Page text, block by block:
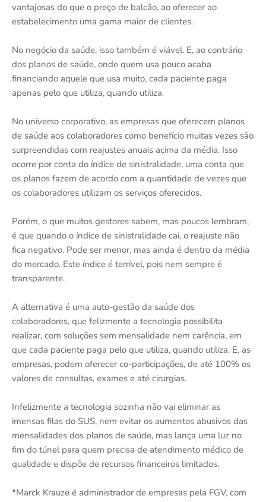
vantajosas do que o preço de balcão, ao oferecer ao
estabelecimento uma gama maior de clientes.
No negócio da saúde, isso também é viável. E, ao contrário
dos planos de saúde, onde quem usa pouco acaba
financiando aquele que usa muito, cada paciente paga
apenas pelo que utiliza, quando utiliza.
No universo corporativo, as empresas que oferecem planos
de saúde aos colaboradores como benefício muitas vezes são
surpreendidas com reajustes anuais acima da média. Isso
ocorre por conta do índice de sinistralidade, uma conta que
os planos fazem de acordo com a quantidade de vezes que
os colaboradores utilizam os serviços oferecidos.
Porém, o que muitos gestores sabem, mas poucos lembram,
é que quando o índice de sinistralidade cai, o reajuste não
fica negativo. Pode ser menor, mas ainda é dentro da média
do mercado. Este índice é terrível, pois nem sempre é
transparente.
A alternativa é uma auto-gestão da saúde dos
colaboradores, que felizmente a tecnologia possibilita
realizar, com soluções sem mensalidade nem carência, em
que cada paciente paga pelo que utiliza, quando utiliza. E, as
empresas, podem oferecer co-participações, de até 100% os
valores de consultas, exames e até cirurgias.
Infelizmente a tecnologia sozinha não vai eliminar as
imensas filas do SUS, nem evitar os aumentos abusivos das
mensalidades dos planos de saúde, mas lança uma luz no
fim do túnel para quem precisa de atendimento médico de
qualidade e dispõe de recursos financeiros limitados.
*Marck Krauze é administrador de empresas pela FGV, com